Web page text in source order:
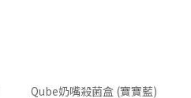
Qube奶嘴殺菌盒 (寶寶藍)